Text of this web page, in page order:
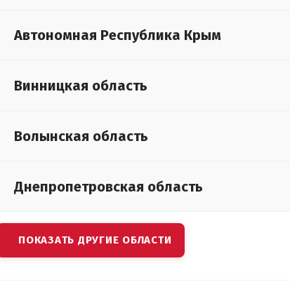
Автономная Республика Крым
Винницкая область
Волынская область
Днепропетровская область
ПОКАЗАТЬ ДРУГИЕ ОБЛАСТИ